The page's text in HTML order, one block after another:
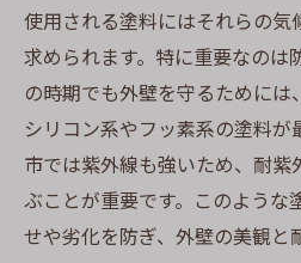
使用される塗料にはそれらの気
求められます。特に重要なのは
の時期でも外壁を守るために
シリコン系やフッ素系の塗料が
市では紫外線も強いため、耐
ぶことが重要です。このような
せや劣化を防ぎ、外壁の美観と